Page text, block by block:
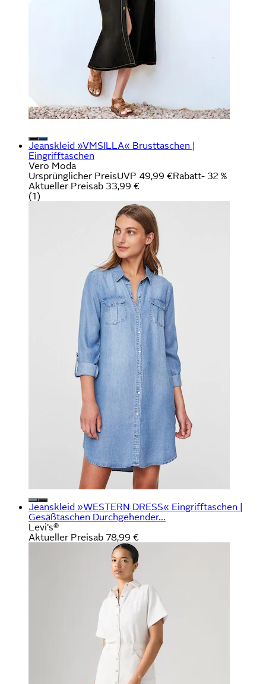
Jeanskleid »VMSILLA« Brusttaschen |
Eingrifftaschen
Vero Moda
Ursprünglicher PreisUVP 49,99 €Rabatt- 32 %
Aktueller Preisab 33,99 €
(1)
Jeanskleid »WESTERN DRESS« Eingrifftaschen |
Gesäßtaschen Durchgehender...
Levi's®
Aktueller Preisab 78,99 €